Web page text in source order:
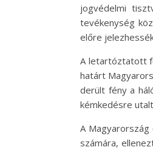
jogvédelmi
tevékenység
előre
A letartóztatott
határt
derült fény a
kémkedésre
A
számára,